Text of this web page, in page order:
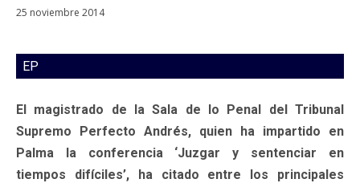
25 noviembre 2014
EP
El magistrado de la Sala de lo Penal del Tribunal
Supremo Perfecto Andrés, quien ha impartido en
Palma la conferencia ‘Juzgar y sentenciar en
tiempos difíciles’, ha citado entre los principales